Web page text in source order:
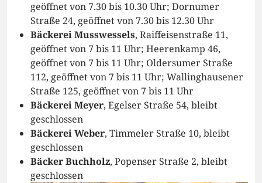
geöffnet von 7.30 bis 10.30 Uhr; Dornumer
Straße 24, geöffnet von 7.30 bis 12.30 Uhr
Bäckerei Musswessels, Raiffeisenstraße 11,
geöffnet von 7 bis 11 Uhr; Heerenkamp 46,
geöffnet von 7 bis 11 Uhr; Oldersumer Straße
112, geöffnet von 7 bis 11 Uhr; Wallinghausener
Straße 125, geöffnet von 7 bis 11 Uhr
Bäckerei Meyer, Egelser Straße 54, bleibt
geschlossen
Bäckerei Weber, Timmeler Straße 10, bleibt
geschlossen
Bäcker Buchholz, Popenser Straße 2, bleibt
geschlossen